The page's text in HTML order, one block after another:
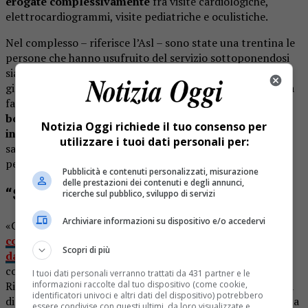
elettrocardiogrammi, visite pediatriche e oculistiche.
Nel complesso – riferisce l’Asl – sono state una trentina le
persone che hanno usufruito del servizio sottoponendosi
sia alla visita del cardiologo sia dell’oculista durante la
giornata di mercoledì 17 dicembre, in cui l’ambulatorio ha
fatto tappa per la seconda volta a Cellio con Breia,
bordo un cardiologo, un oculista e il personale
infermieristico a supporto. Ci era già stato lo scorso
sabato 6 dicembre offrendo visite ginecologiche e
pediatriche».
“Servizio apprezzato dagli utenti”
«Con circa 230 prestazioni di screening erogate sinora
constatiamo con piacere che il servizio è apprezzato
dalla popolazionedella Valsesia e della Valsessera –
commenta il direttore generale dell’Asl Vercelli, Marco
Ricci –. Come abbiamo già avuto modo di spiegare si tratta
di un’iniziativa sperimentale pensata per dare una risposta
Notizia Oggi richiede il tuo consenso per
utilizzare i tuoi dati personali per:
Pubblicità e contenuti personalizzati, misurazione
delle prestazioni dei contenuti e degli annunci,
ricerche sul pubblico, sviluppo di servizi
Archiviare informazioni su dispositivo e/o accedervi
Scopri di più
I tuoi dati personali verranno trattati da 431 partner e le
informazioni raccolte dal tuo dispositivo (come cookie,
identificatori univoci e altri dati del dispositivo) potrebbero